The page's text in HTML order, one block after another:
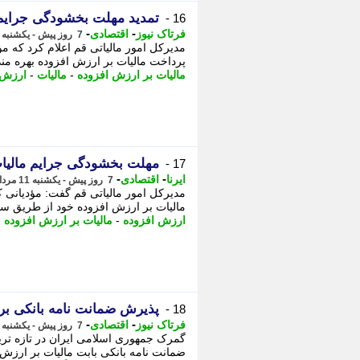
16 - تمدید مهلت بخشودگی
فرتاک نیوز - اقتصادی- 7 روز پیش - یکشنبه 11 مرداد 1405، 14:05
پرداخت مالیات بر ارزش افزوده بهره
مالیات بر ارزش افزوده - مالیات -
17 - مهلت بخشودگی جرایم
ایرنا- اقتصادی- 7 روز پیش - یکشنبه 11 مرداد 1405، 13:46
مالیات بر ارزش افزوده خود از طریق
ارزش افزوده - مالیات بر ارزش افزوده
18 - پذیرش ضمانت نامه بانکی
فرتاک نیوز - اقتصادی- 7 روز پیش - یکشنبه 11 مرداد 1405، 10:25
گمرک جمهوری اسلامی ایران در تازه
ضمانت نامه بانکی بابت مالیات بر